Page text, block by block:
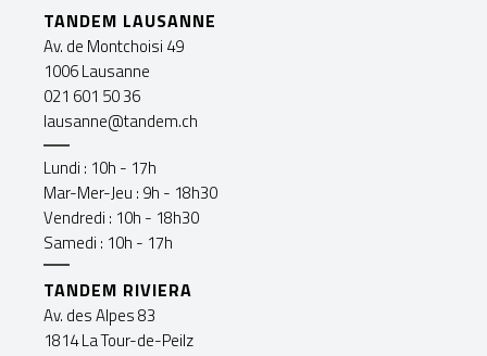
TANDEM LAUSANNE
Av. de Montchoisi 49
1006 Lausanne
021 601 50 36
lausanne@tandem.ch
Lundi : 10h - 17h
Mar-Mer-Jeu : 9h - 18h30
Vendredi : 10h - 18h30
Samedi : 10h - 17h
TANDEM RIVIERA
Av. des Alpes 83
1814 La Tour-de-Peilz